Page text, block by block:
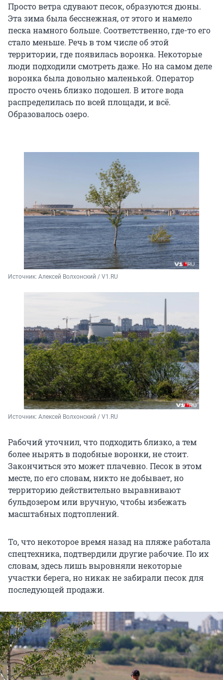
Просто ветра сдувают песок, образуются дюны.
Эта зима была бесснежная, от этого и намело
песка намного больше. Соответственно, где-то его
стало меньше. Речь в том числе об этой
территории, где появилась воронка. Некоторые
люди подходили смотреть даже. Но на самом деле
воронка была довольно маленькой. Оператор
просто очень близко подошел. В итоге вода
распределилась по всей площади, и всё.
Образовалось озеро.
Источник: Алексей Волхонский / V1.RU
Источник: Алексей Волхонский / V1.RU
Рабочий уточнил, что подходить близко, а тем
более нырять в подобные воронки, не стоит.
Закончиться это может плачевно. Песок в этом
месте, по его словам, никто не добывает, но
территорию действительно выравнивают
бульдозером или вручную, чтобы избежать
масштабных подтоплений.
То, что некоторое время назад на пляже работала
спецтехника, подтвердили другие рабочие. По их
словам, здесь лишь выровняли некоторые
участки берега, но никак не забирали песок для
последующей продажи.